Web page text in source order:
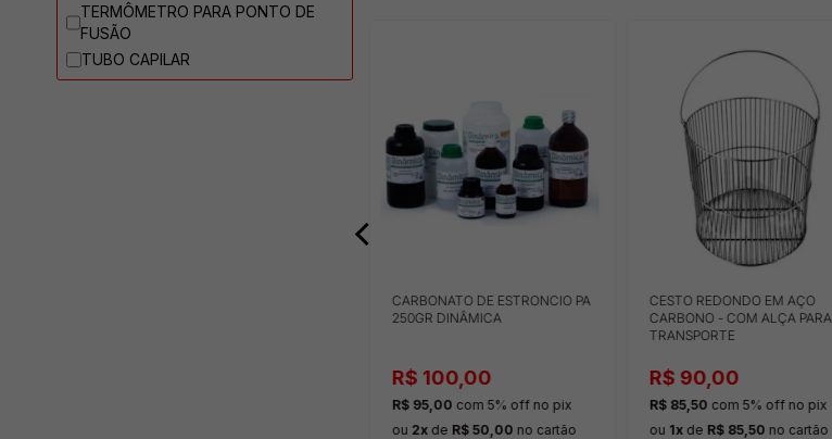
TERMÔMETRO PARA PONTO DE
FUSÃO
TUBO CAPILAR
CARBONATO DE ESTRONCIO PA
250GR DINÂMICA
R$ 100,00
R$ 95,00 com 5% offno pix
ou 2xde R$ 50,00 no cartão
CESTO REDONDO EM AÇO
CARBONO - COM ALÇA PARA
TRANSPORTE
R$ 90,00
R$ 85,50 com 5% offno pix
ou 1xde R$ 85,50 no cartão